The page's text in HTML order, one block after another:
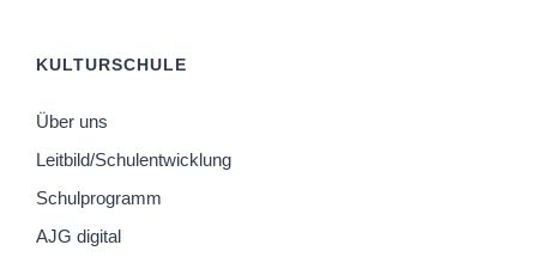
KULTURSCHULE
Über uns
Leitbild/Schulentwicklung
Schulprogramm
AJG digital